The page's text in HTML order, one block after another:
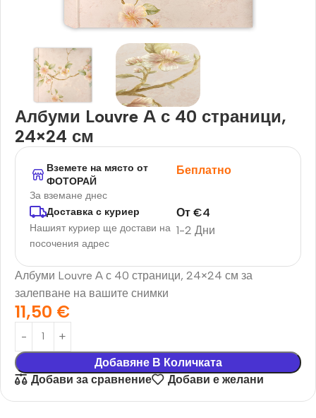
Албуми Louvre A с 40 страници,
24×24 см
Вземете на място от
ФОТОРАЙ
За вземане днес
Беплатно
Доставка с куриер
Нашият куриер ще достави на
посочения адрес
1-2 Дни
От€4
Албуми Louvre A с 40 страници, 24×24 см за
залепване на вашите снимки
11,50 €
Добавяне В Количката
Добави за сравнение
Добави е желани